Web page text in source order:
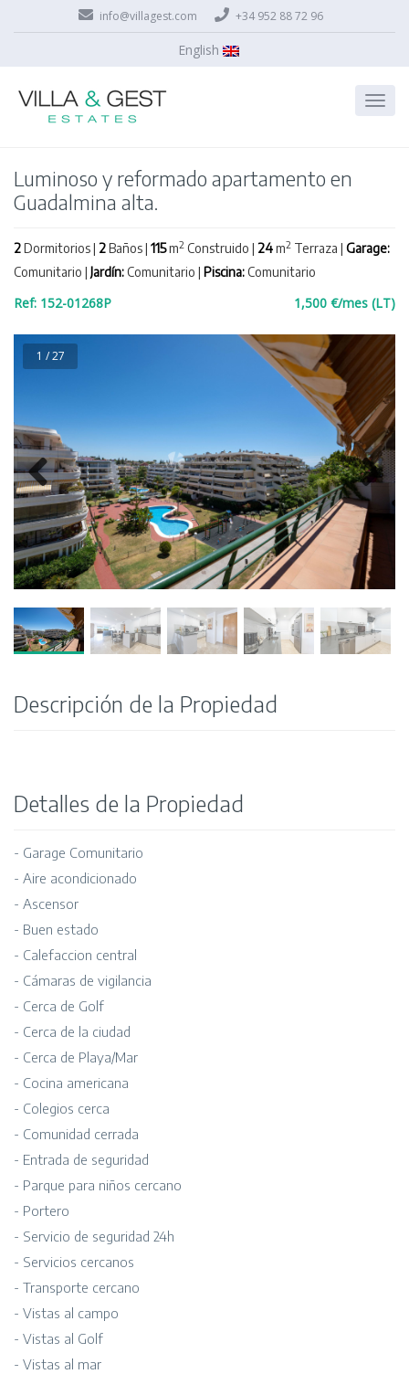
info@villagest.com +34 952 88 72 96
English
Luminoso y reformado apartamento en
Guadalmina alta.
2Dormitorios | 2Baños | 115m2 Construido | 24m2 Terraza | Garage:
Comunitario | Jardín:Comunitario | Piscina:Comunitario
1,500 €/mes (LT)
Ref: 152-01268P
1 / 27
Descripción de la Propiedad
Detalles de la Propiedad
- Garage Comunitario
- Aire acondicionado
- Ascensor
- Buen estado
- Calefaccion central
- Cámaras de vigilancia
- Cerca de Golf
- Cerca de la ciudad
- Cerca de Playa/Mar
- Cocina americana
- Colegios cerca
- Comunidad cerrada
- Entrada de seguridad
- Parque para niños cercano
- Portero
- Servicio de seguridad 24h
- Servicios cercanos
- Transporte cercano
- Vistas al campo
- Vistas al Golf
- Vistas al mar